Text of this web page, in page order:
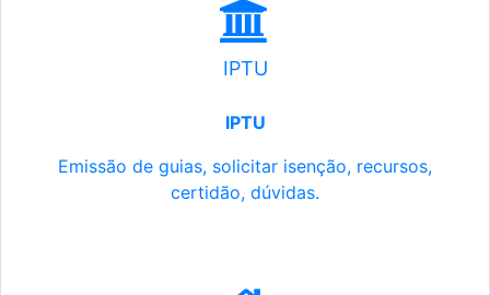
IPTU
IPTU
Emissão de guias, solicitar isenção, recursos,
certidão, dúvidas.